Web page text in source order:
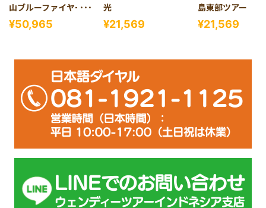
山ブルーファイヤー1
泊2日
¥50,965
光
¥21,569
島東部ツアー
¥21,569